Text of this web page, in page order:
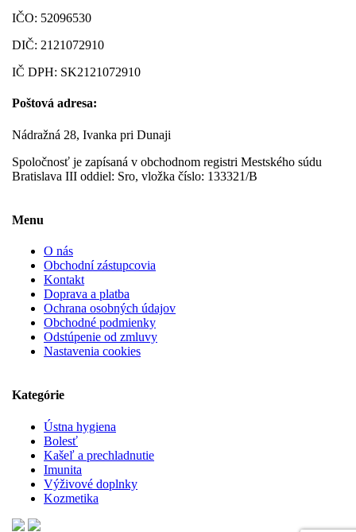
IČO: 52096530
DIČ: 2121072910
IČ DPH: SK2121072910
Poštová adresa:
Nádražná 28, Ivanka pri Dunaji
Spoločnosť je zapísaná v obchodnom registri Mestského súdu
Bratislava III oddiel: Sro, vložka číslo: 133321/B
Menu
O nás
Obchodní zástupcovia
Kontakt
Doprava a platba
Ochrana osobných údajov
Obchodné podmienky
Odstúpenie od zmluvy
Nastavenia cookies
Kategórie
Ústna hygiena
Bolesť
Kašeľ a prechladnutie
Imunita
Výživové doplnky
Kozmetika